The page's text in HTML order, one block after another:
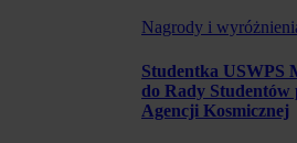
Nagrody i
Studentka USWPS
do Rady Studentów
Agencji Kosmicznej